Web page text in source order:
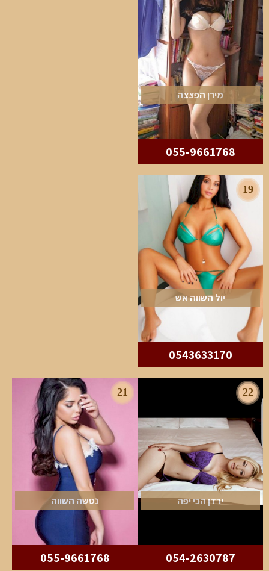
מירן הפצצה
055-9661768
19
יול השווה אש
0543633170
22
ירדן הכי יפה
054-2630787
21
נטשה השווה
055-9661768